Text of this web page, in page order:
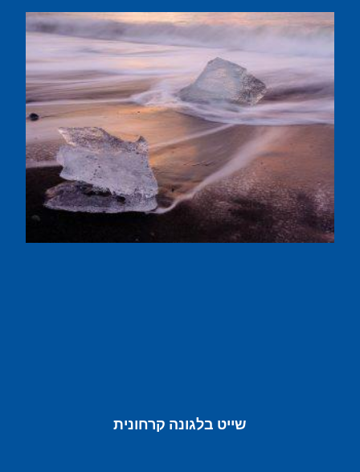
שייט בלגונה קרחונית